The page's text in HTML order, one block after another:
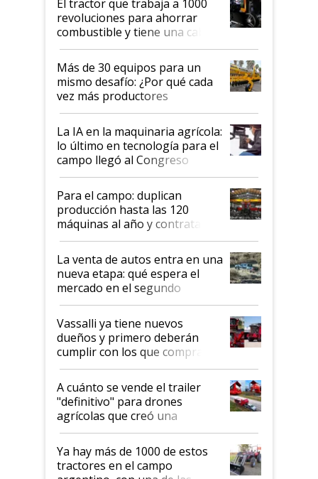
El tractor que trabaja a 1000
revoluciones para ahorrar
combustible y tiene una cabina
que parece una computadora:
lo último en el mundo,
disponible en Argentina
Más de 30 equipos para un
mismo desafío: ¿Por qué cada
vez más productores
incorporan fertilizante bajo
tierra?
La IA en la maquinaria agrícola:
lo último en tecnología para el
campo llegó al Congreso
Aapresid 2026
Para el campo: duplican
producción hasta las 120
máquinas al año y contratan
especialistas de la industria
automotriz para lograrlo
La venta de autos entra en una
nueva etapa: qué espera el
mercado en el segundo
semestre
Vassalli ya tiene nuevos
dueños y primero deberán
cumplir con los que compraron
cosechadoras y todavía no las
recibieron: quién está detrás
del rescate de la empresa
A cuánto se vende el trailer
"definitivo" para drones
agrícolas que creó una
empresa argentina: "Veíamos a
contratistas invirtiendo miles
de dólares en drones de última
generación que luego eran
Ya hay más de 1000 de estos
tractores en el campo